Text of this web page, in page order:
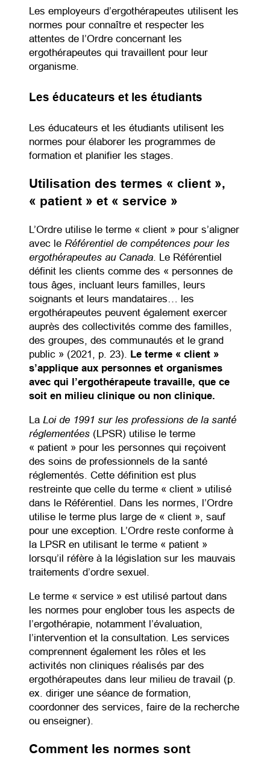
Les employeurs d’ergothérapeutes utilisent les
normes pour connaître et respecter les
attentes de l’Ordre concernant les
ergothérapeutes qui travaillent pour leur
organisme.
Les éducateurs et les étudiants
Les éducateurs et les étudiants utilisent les
normes pour élaborer les programmes de
formation et planifier les stages.
Utilisation des termes « client »,
« patient » et « service »
L’Ordre utilise le terme « client » pour s’aligner
avec le Référentiel de compétences pour les
ergothérapeutes au Canada. Le Référentiel
définit les clients comme des « personnes de
tous âges, incluant leurs familles, leurs
soignants et leurs mandataires… les
ergothérapeutes peuvent également exercer
auprès des collectivités comme des familles,
des groupes, des communautés et le grand
public » (2021, p. 23). Le terme « client »
s’applique aux personnes et organismes
avec qui l’ergothérapeute travaille, que ce
soit en milieu clinique ou non clinique.
La Loi de 1991 sur les professions de la santé
réglementées (LPSR) utilise le terme
« patient » pour les personnes qui reçoivent
des soins de professionnels de la santé
réglementés. Cette définition est plus
restreinte que celle du terme « client » utilisé
dans le Référentiel. Dans les normes, l’Ordre
utilise le terme plus large de « client », sauf
pour une exception. L’Ordre reste conforme à
la LPSR en utilisant le terme « patient »
lorsqu’il réfère à la législation sur les mauvais
traitements d’ordre sexuel.
Le terme « service » est utilisé partout dans
les normes pour englober tous les aspects de
l’ergothérapie, notamment l’évaluation,
l’intervention et la consultation. Les services
comprennent également les rôles et les
activités non cliniques réalisés par des
ergothérapeutes dans leur milieu de travail (p.
ex. diriger une séance de formation,
coordonner des services, faire de la recherche
ou enseigner).
Comment les normes sont